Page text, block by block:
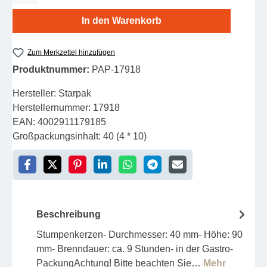
In den Warenkorb
Zum Merkzettel hinzufügen
Produktnummer: PAP-17918
Hersteller: Starpak
Herstellernummer: 17918
EAN: 4002911179185
Großpackungsinhalt: 40 (4 * 10)
Beschreibung
Stumpenkerzen- Durchmesser: 40 mm- Höhe: 90
mm- Brenndauer: ca. 9 Stunden- in der Gastro-
PackungAchtung! Bitte beachten Sie… Mehr